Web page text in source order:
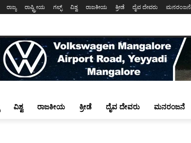
ರಾಜ್ಯ ರಾಷ್ಟ್ರೀಯ ಗಲ್ಫ್ ವಿಶ್ವ ರಾಜಕೀಯ ಕ್ರೀಡೆ ದೈವ ದೇವರು ಮನರಂಜನೆ
ವಿಶ್ವ ರಾಜಕೀಯ ಕ್ರೀಡೆ ದೈವ ದೇವರು ಮನರಂಜನೆ